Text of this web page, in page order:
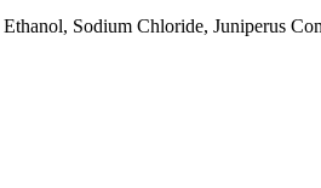
Sodium Chloride, Juniperus